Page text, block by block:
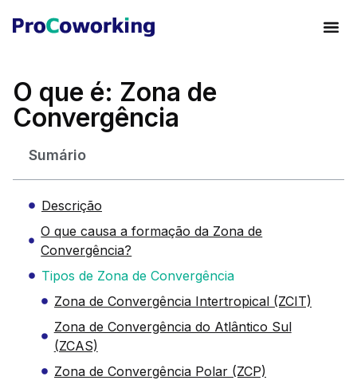
O que é: Zona de
Convergência
Sumário
Descrição
O que causa a formação da Zona de
Convergência?
Tipos de Zona de Convergência
Zona de Convergência Intertropical (ZCIT)
Zona de Convergência do Atlântico Sul
(ZCAS)
Zona de Convergência Polar (ZCP)